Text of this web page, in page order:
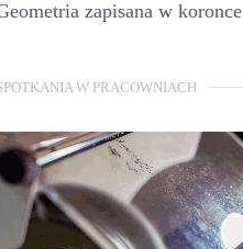
zapisana w koronce
W PRACOWNIACH